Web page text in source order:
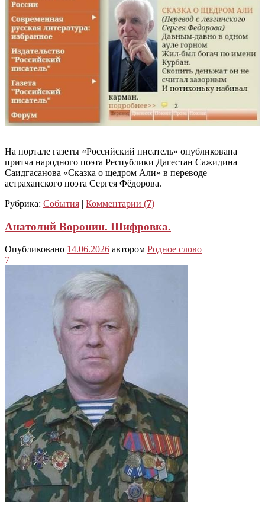
На портале газеты «Российский писатель» опубликована
притча народного поэта Республики Дагестан Сажидина
Саидгасанова «Сказка о щедром Али» в переводе
астраханского поэта Сергея Фёдорова.
Рубрика: События | Комментарии (7)
Анатолий Воронин. Шифровка.
Опубликовано 14.06.2026 автором Родное слово
7